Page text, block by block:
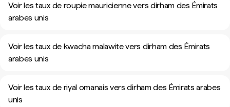
Voir les taux de roupie mauricienne vers dirham des Émirats
arabes unis
Voir les taux de kwacha malawite vers dirham des Émirats
arabes unis
Voir les taux de riyal omanais vers dirham des Émirats arabes
unis